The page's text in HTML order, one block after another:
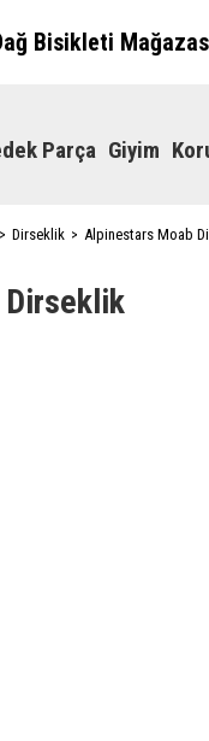
Bisikleti
Parça Giyim
Dirseklik Alpinestars Moab